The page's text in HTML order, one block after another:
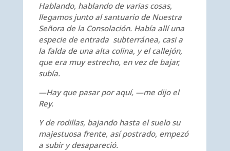
Hablando, hablando de varias cosas,
llegamos junto al santuario de Nuestra
Señora de la Consolación. Había allí una
especie de entrada subterránea, casi a
la falda de una alta colina, y el callejón,
que era muy estrecho, en vez de bajar,
subía.
—Hay que pasar por aquí, —me dijo el
Rey.
Y de rodillas, bajando hasta el suelo su
majestuosa frente, así postrado, empezó
a subir y desapareció.